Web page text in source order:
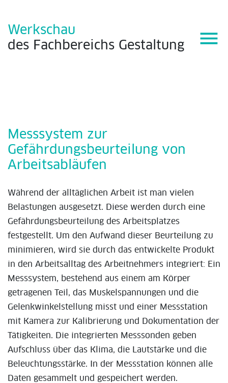
Werkschau
des Fachbereichs Gestaltung menu
Messsystem zur
Gefährdungsbeurteilung von
Arbeitsabläufen
Während der alltäglichen Arbeit ist man vielen
Belastungen ausgesetzt. Diese werden durch eine
Gefährdungsbeurteilung des Arbeitsplatzes
festgestellt. Um den Aufwand dieser Beurteilung zu
minimieren, wird sie durch das entwickelte Produkt
in den Arbeitsalltag des Arbeitnehmers integriert: Ein
Messsystem, bestehend aus einem am Körper
getragenen Teil, das Muskelspannungen und die
Gelenkwinkelstellung misst und einer Messstation
mit Kamera zur Kalibrierung und Dokumentation der
Tätigkeiten. Die integrierten Messsonden geben
Aufschluss über das Klima, die Lautstärke und die
Beleuchtungsstärke. In der Messstation können alle
Daten gesammelt und gespeichert werden.